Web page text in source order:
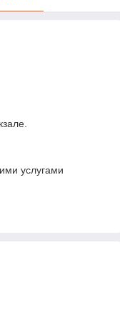
услугами